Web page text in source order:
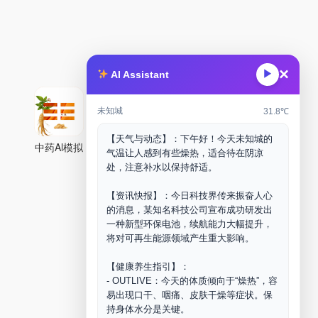
AI Assistant ▶ ×
未知城 31.8℃
【天气与动态】：下午好！今天未知城的
气温让人感到有些燥热，适合待在阴凉
处，注意补水以保持舒适。
【资讯快报】：今日科技界传来振奋人心
的消息，某知名科技公司宣布成功研发出
一种新型环保电池，续航能力大幅提升，
将对可再生能源领域产生重大影响。
【健康养生指引】：
- OUTLIVE：今天的体质倾向于“燥热”，容
易出现口干、咽痛、皮肤干燥等症状。保
持身体水分是关键。
中药Al模拟